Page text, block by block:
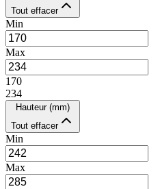
Tout effacer
Min
Max
170
234
Hauteur (mm)
Tout effacer
Min
Max